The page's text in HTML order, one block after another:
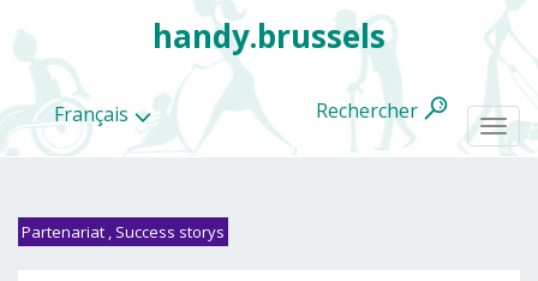
Français
handy.brussels
Rechercher
Partenariat , Success storys